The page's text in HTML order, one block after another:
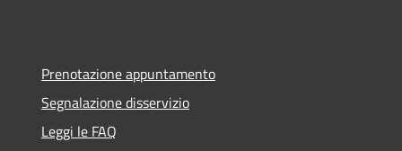
Prenotazione appuntamento
Segnalazione disservizio
Leggi le FAQ